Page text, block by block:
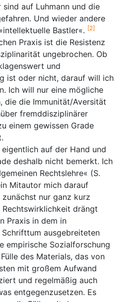
auf Luhmann und die
Und wieder andere
Bastler«. [2]
Praxis ist die Resistenz
ungebrochen. Ob
und
ist oder nicht, darauf will ich
Ich will nur eine mögliche
die die Immunität/Aversität
fremddisziplinärer
einem gewissen Grade
auf der Hand und
deshalb nicht bemerkt. Ich
Rechtslehre« (S.
Mitautor mich darauf
nur ganz kurz
Rechtswirklichkeit drängt
Praxis in dem in
Schrifttum ausgebreiteten
empirische Sozialforschung
des Materials, das von
mit großem Aufwand
und regelmäßig auch
entgegenzusetzen. Es